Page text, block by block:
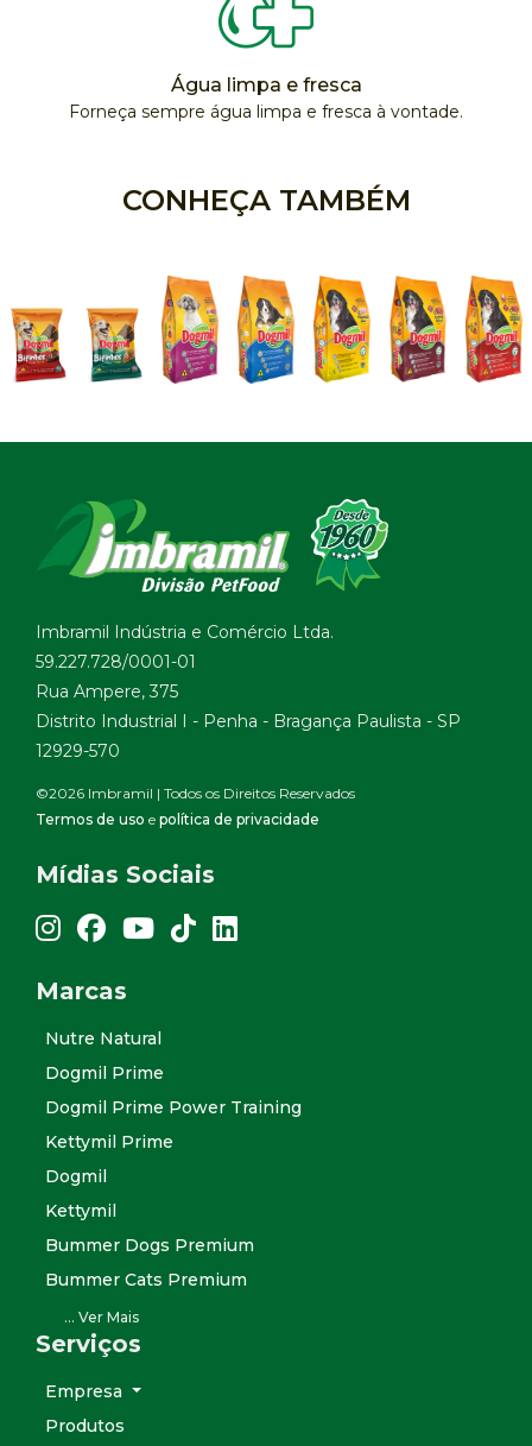
Água limpa e fresca
Forneça sempre água limpa e fresca à vontade.
CONHEÇA TAMBÉM
Imbramil Indústria e Comércio Ltda.
59.227.728/0001-01
Rua Ampere, 375
Distrito Industrial I - Penha - Bragança Paulista - SP
12929-570
©2026 Imbramil | Todos os Direitos Reservados
Termos de uso e política de privacidade
Mídias Sociais
Link para instagram
Link para facebook
Link para youtube
Link para tiktok
Link para linkedin
Marcas
Nutre Natural
Dogmil Prime
Dogmil Prime Power Training
Kettymil Prime
Dogmil
Kettymil
Bummer Dogs Premium
Bummer Cats Premium
Flopper Chips Premium
Speed Dog+
AcquaMil
Horsemil
... Ver Mais
Serviços
Empresa
Produtos